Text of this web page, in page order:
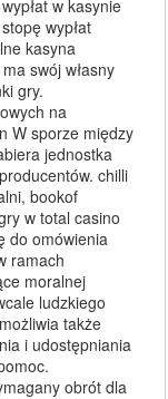
w kasynie
wypłat
kasyna
swój własny
gry.
na
W sporze między
jednostka
chilli
bookof
w total casino
do omówienia
ramach
moralnej
ludzkiego
także
i udostępniania
obrót dla